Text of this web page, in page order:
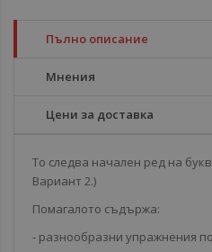
Пълно описание
Мнения
Цени за доставка
То следва начален ред на
Вариант 2.)
Помагалото съдържа:
- разнообразни упражнения